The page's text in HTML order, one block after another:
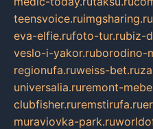
teensvoice.ruimgsharing.ru
eva-elfie.rufoto-tur.rubiz-
veslo-i-yakor.ruborodino-
regionufa.ruweiss-bet.ru
universalia.ruremont-
clubfisher.ruremstirufa.ru
muraviovka-park.ru